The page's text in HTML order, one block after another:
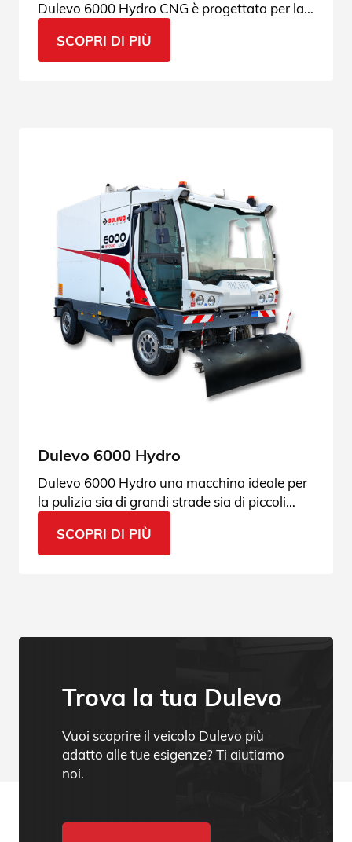
Dulevo 6000 Hydro CNG è progettata per la
Guarda tutte le sue applicazioni.
SCOPRI DI PIÙ
Dulevo 6000 Hydro
Dulevo 6000 Hydro una macchina ideale per
la pulizia sia di grandi strade sia di piccoli
cittadine. Scoprila!
SCOPRI DI PIÙ
Trova la tua Dulevo
Vuoi scoprire il veicolo Dulevo più
adatto alle tue esigenze? Ti aiutiamo
noi.